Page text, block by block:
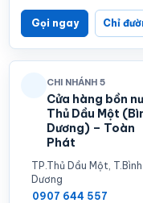
Gọi ngay Chỉ
CHI NHÁNH 5
Cửa hàng bồn
Thủ Dầu Một
Dương) – Toàn
Phát
TP.Thủ Dầu Một, T.Bình
Dương
0907 644 557